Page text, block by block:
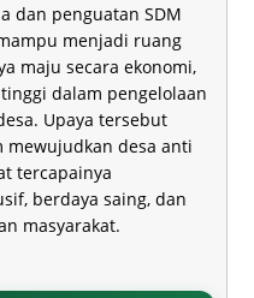
dan penguatan SDM
menjadi ruang
maju secara ekonomi,
dalam pengelolaan
Upaya tersebut
desa anti
tercapainya
berdaya saing, dan
masyarakat.